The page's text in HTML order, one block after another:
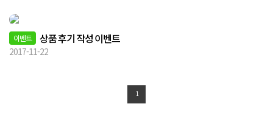
이벤트 상품 후기 작성 이벤트
2017-11-22
1